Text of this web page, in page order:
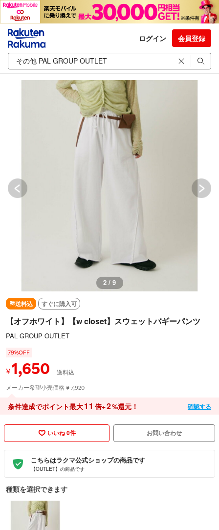
ログイン 会員登録
2 / 9
送料込 すぐに購入可
【オフホワイト】【w closet】スウェットバギーパンツ
PAL GROUP OUTLET
79%OFF
¥1,650
送料込
メーカー希望小売価格 ¥7,920
条件達成でポイント最大11 倍+2%還元！ 確認する
いいね 0件 お問い合わせ
こちらはラクマ公式ショップの商品です
【OUTLET】の商品です
種類を選択できます